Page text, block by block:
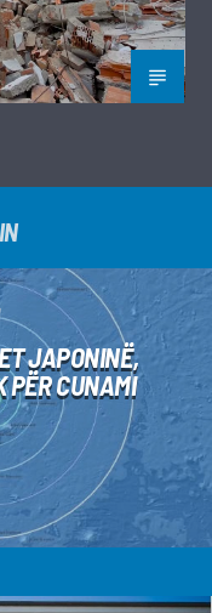
JAPONINË,
PËR CUNAMI